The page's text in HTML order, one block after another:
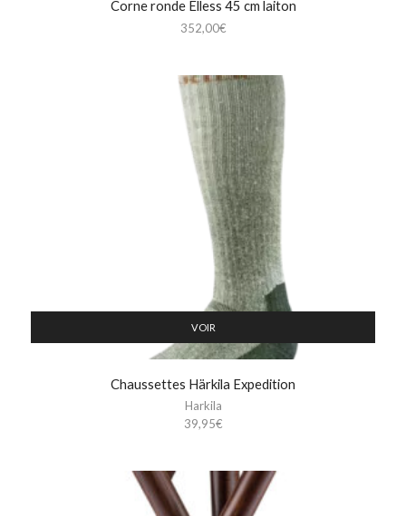
Corne ronde Elless 45 cm laiton
352,00€
VOIR
Chaussettes Härkila Expedition
Harkila
39,95€